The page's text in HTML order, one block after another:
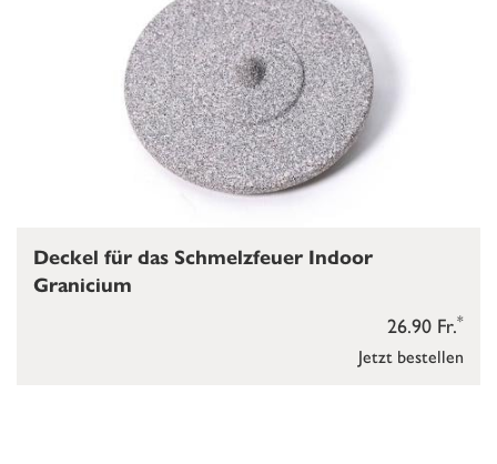
Jetzt bestellen
26.90 Fr.*
Deckel für das Schmelzfeuer Indoor
Granicium